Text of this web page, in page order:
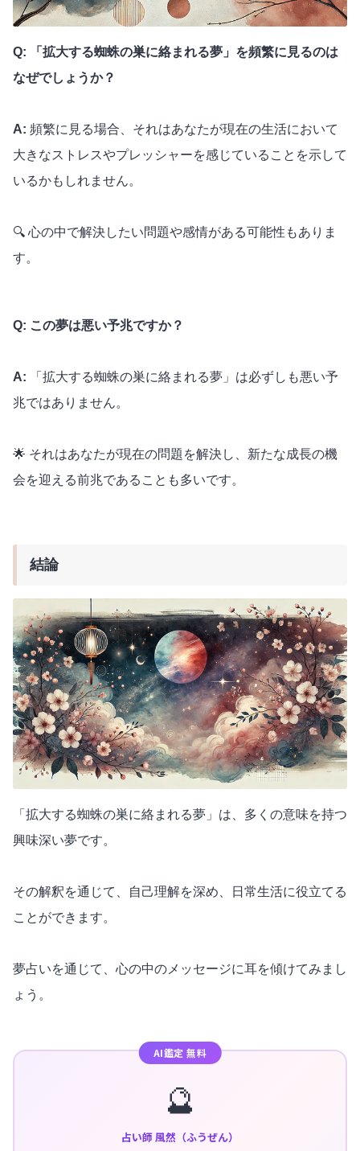
Q: 「拡大する蜘蛛の巣に絡まれる夢」を頻繁に見るのは
なぜでしょうか？
A: 頻繁に見る場合、それはあなたが現在の生活において
大きなストレスやプレッシャーを感じていることを示して
いるかもしれません。
🔍 心の中で解決したい問題や感情がある可能性もありま
す。
Q: この夢は悪い予兆ですか？
A:
「拡大する蜘蛛の巣に絡まれる夢」は必ずしも悪い予
兆ではありません。
🌟 それはあなたが現在の問題を解決し、新たな成長の機
会を迎える前兆であることも多いです。
結論
「拡大する蜘蛛の巣に絡まれる夢」は、多くの意味を持つ
興味深い夢です。
その解釈を通じて、自己理解を深め、日常生活に役立てる
ことができます。
夢占いを通じて、心の中のメッセージに耳を傾けてみまし
ょう。
AI鑑定 無料
🔮
占い師 風然（ふうぜん）